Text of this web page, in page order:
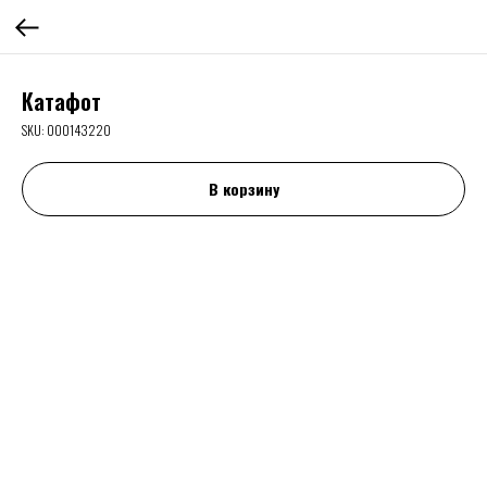
Катафот
SKU: 000143220
В корзину